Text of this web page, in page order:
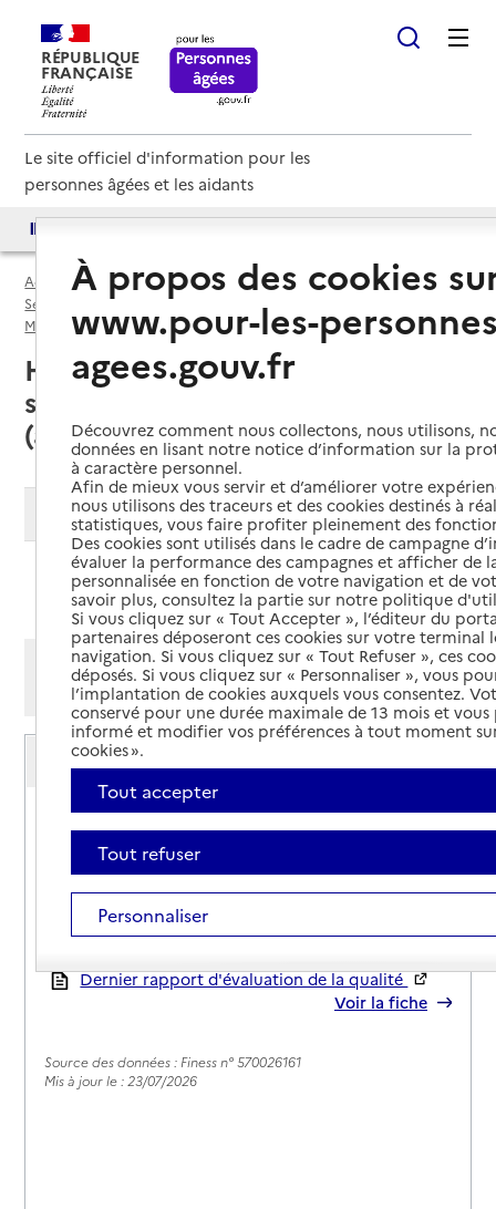
RÉPUBLIQUE
FRANÇAISE
Le site officiel d'information pour les
personnes âgées et les aidants
Accueil
Espace annuaire
Services autonomie à domicile (aide) par département
Moselle (57)
Service autonomie à domicile (aide)
Hayange (57700) : liste des
services autonomie à domicile
(aide)
Modifier ma recherche
Ajouter cette recherche aux favoris
Afficher les résultats par:
Mode liste
Mode carte
Service autonomie à domicile (aide)
Asp-Pro 57
Adresse
6 impasse René Israël
57700-Hayange
03 82 91 10 52
Contact
Rapport HAS
Dernier rapport d'évaluation de la qualité
Voir la fiche
Source des données : Finess n° 570026161
Mis à jour le : 23/07/2026
À propos des cookies
www.pour-les-
agees.gouv.fr
Découvrez comment nous collectons, nous utilisons,
données en lisant notre notice d’information sur la
à caractère personnel.
Afin de mieux vous servir et d’améliorer votre
nous utilisons des traceurs et des cookies destinés à
statistiques, vous faire profiter pleinement des
Des cookies sont utilisés dans le cadre de campagne
évaluer la performance des campagnes et afficher de
personnalisée en fonction de votre navigation et de
savoir plus, consultez la partie sur notre politique
Si vous cliquez sur « Tout Accepter », l’éditeur du
partenaires déposeront ces cookies sur votre terminal
navigation. Si vous cliquez sur « Tout Refuser », ces
déposés. Si vous cliquez sur « Personnaliser », vous
l’implantation de cookies auxquels vous consentez.
conservé pour une durée maximale de 13 mois et
informé et modifier vos préférences à tout moment
cookies ».
Tout accepter
Tout refuser
Personnaliser